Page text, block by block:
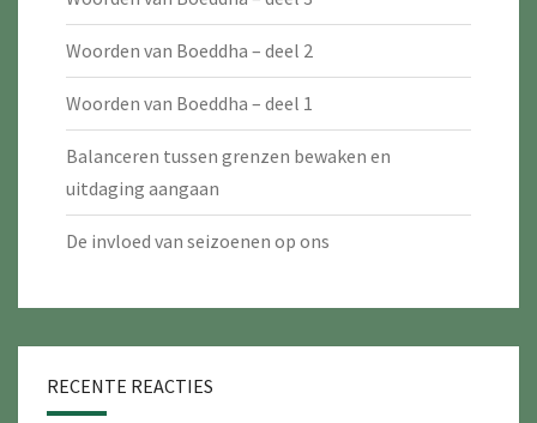
Woorden van Boeddha – deel 2
Woorden van Boeddha – deel 1
Balanceren tussen grenzen bewaken en
uitdaging aangaan
De invloed van seizoenen op ons
RECENTE REACTIES